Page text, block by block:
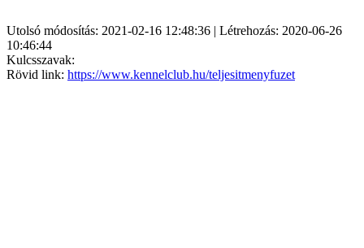
Utolsó módosítás: 2021-02-16 12:48:36 | Létrehozás: 2020-06-26
10:46:44
Kulcsszavak:
Rövid link: https://www.kennelclub.hu/teljesitmenyfuzet